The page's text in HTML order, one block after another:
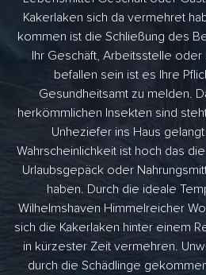
Kakerlaken sich da vermehret
kommen ist die Schließung des
Ihr Geschäft, Arbeitsstelle oder
befallen sein ist es Ihre
Gesundheitsamt zu melden.
herkömmlichen Insekten sind
Unheziefer ins Haus
Wahrscheinlichkeit ist hoch das
Urlaubsgepäck oder
haben. Durch die ideale
Wilhelmshaven Himmelreicher
sich die Kakerlaken hinter einem
in kürzester Zeit vermehren.
durch die Schädlinge